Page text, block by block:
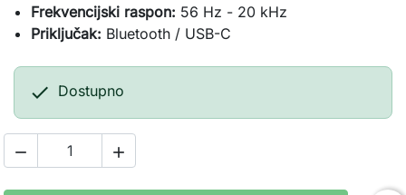
Frekvencijski raspon: 56 Hz - 20 kHz
Priključak: Bluetooth / USB-C
 Dostupno
 